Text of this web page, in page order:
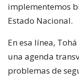
implementemos
Estado Nacional.
En esa línea,
una agenda
problemas de